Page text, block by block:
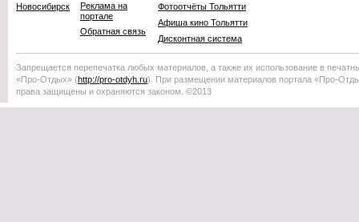
Новосибирск
Реклама на
портале
Обратная связь
Фотоотчёты Тольятти
Афиша кино Тольятти
Дисконтная система
Запрещается перепечатка любых материалов, а также их использование в
«Про-Отдых» (http://pro-otdyh .ru). При размещении материалов портала «Про-
права защищены и охраняются законом. ©2013